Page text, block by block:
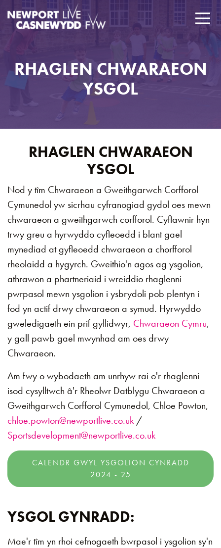
RHAGLEN CHWARAEON
YSGOL
RHAGLEN CHWARAEON
YSGOL
Nod y tîm Chwaraeon a Gweithgarwch Corfforol
Cymunedol yw sicrhau cyfranogiad gydol oes mewn
chwaraeon a gweithgarwch corfforol. Cyflawnir hyn
trwy greu a hyrwyddo cyfleoedd i blant gael
mynediad at gyfleoedd chwaraeon a chorfforol
rheolaidd a hygyrch. Gweithio'n agos ag ysgolion,
athrawon a phartneriaid i wreiddio rhaglenni
pwrpasol mewn ysgolion i ysbrydoli pob plentyn i
fod yn actif drwy chwaraeon a symud. Hyrwyddo
gweledigaeth ein prif gyllidwyr, Chwaraeon Cymru,
y gall pawb gael mwynhad am oes drwy
Chwaraeon.
Am fwy o wybodaeth am unrhyw rai o'r rhaglenni
isod cysylltwch â'r Rheolwr Datblygu Chwaraeon a
Gweithgarwch Corfforol Cymunedol, Chloe Powton,
chloe.powton@newportlive.co.uk /
Sportsdevelopment@newportlive.co.uk
CALENDR GWYL YSGOLION CYNRADD
2024 - 25
YSGOL GYNRADD:
Mae'r tîm yn rhoi cefnogaeth bwrpasol i ysgolion sy'n